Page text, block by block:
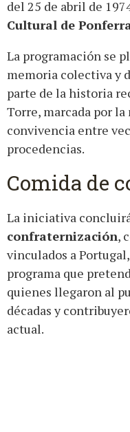
del 25 de abril de
Cultural de
La programación se
memoria colectiva y
parte de la historia
Torre, marcada por
convivencia entre
procedencias.
Comida de
La iniciativa
confraternización,
vinculados a
programa que
quienes llegaron al
décadas y
actual.